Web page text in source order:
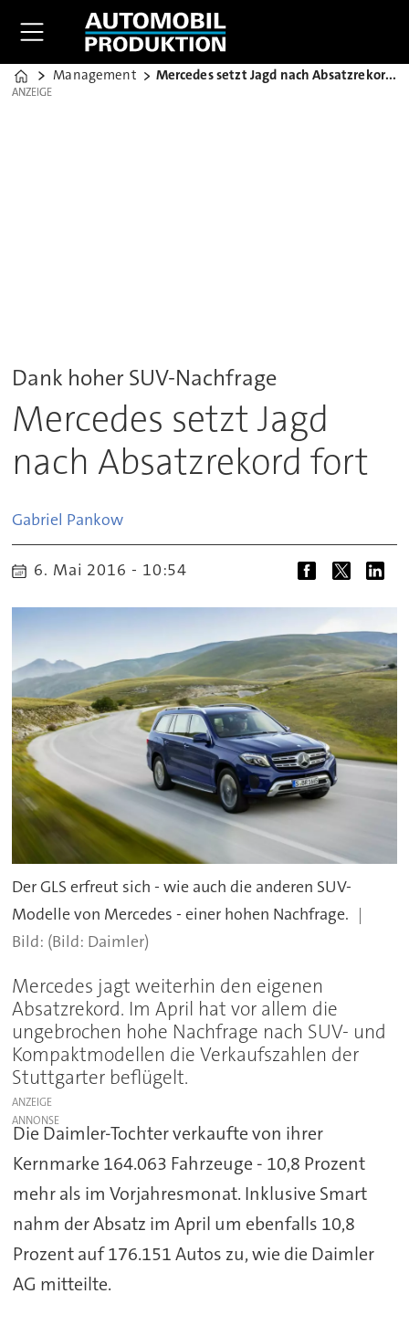
Home
Management Mercedes setzt Jagd nach Absatzrekord fort
ANZEIGE
ANZEIGE
Dank hoher SUV-Nachfrage
Mercedes setzt Jagd
nach Absatzrekord fort
Gabriel Pankow
6. Mai 2016 - 10:54
Der GLS erfreut sich - wie auch die anderen SUV-
Modelle von Mercedes - einer hohen Nachfrage.
(Bild: Daimler)
Mercedes jagt weiterhin den eigenen
Absatzrekord. Im April hat vor allem die
ungebrochen hohe Nachfrage nach SUV- und
Kompaktmodellen die Verkaufszahlen der
Stuttgarter beflügelt.
ANZEIGE
Die Daimler-Tochter verkaufte von ihrer
Kernmarke 164.063 Fahrzeuge - 10,8 Prozent
mehr als im Vorjahresmonat. Inklusive Smart
nahm der Absatz im April um ebenfalls 10,8
Prozent auf 176.151 Autos zu, wie die Daimler
AG mitteilte.